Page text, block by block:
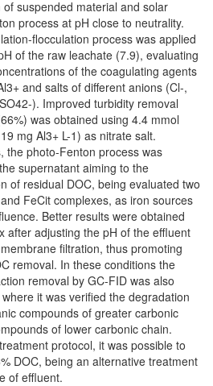
of suspended material and solar
process at pH close to neutrality.
flocculation process was applied
of the raw leachate (7.9), evaluating
of the coagulating agents
and salts of different anions (Cl-,
). Improved turbidity removal
was obtained using 4.4 mmol
mg Al3+ L-1) as nitrate salt.
the photo-Fenton process was
supernatant aiming to the
of residual DOC, being evaluated two
FeCit complexes, as iron sources
Better results were obtained
after adjusting the pH of the effluent
filtration, thus promoting
removal. In these conditions the
removal by GC-FID was also
it was verified the degradation
compounds of greater carbonic
of lower carbonic chain.
protocol, it was possible to
DOC, being an alternative treatment
of effluent.